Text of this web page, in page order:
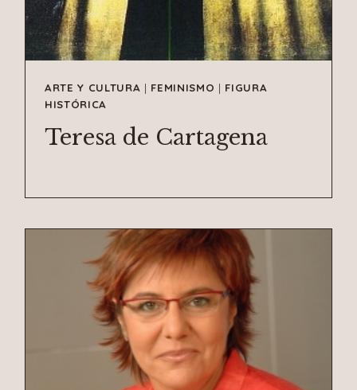
ARTE Y CULTURA | FEMINISMO | FIGURA
HISTÓRICA
Teresa de Cartagena